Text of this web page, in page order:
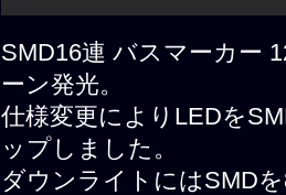
SMD16連 バスマーカー
ーン発光。
仕様変更によりLEDを
ップしました。
ダウンライトにはSMD